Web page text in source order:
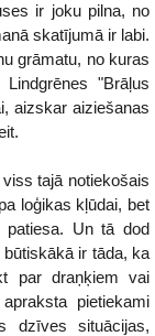
ir joku pilna, no
skatījumā ir labi.
grāmatu, no kuras
"Brāļus
aizskar aiziešanas
tajā notiekošais
loģikas kļūdai, bet
Un tā dod
ir tāda, ka
par draņķiem vai
pietiekami
dzīves situācijas,